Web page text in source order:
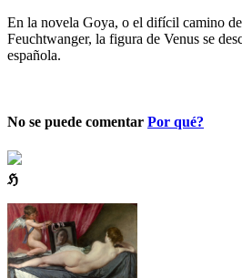
En la novela Goya, o el difícil camino
Feuchtwanger, la figura de Venus se
española.
No se puede comentar Por qué?
ℌ